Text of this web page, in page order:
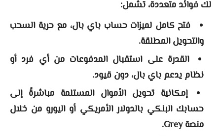
لك فوائد متعددة، تشمل:
فتح كامل لميزات حساب باي بال، مع حرية السحب
والتحويل المطلقة.
القدرة على استقبال المدفوعات من أي فرد أو
نظام يدعم باي بال، دون قيود.
إمكانية تحويل الأموال المستلمة مباشرةً إلى
حسابك البنكي بالدولار الأمريكي أو اليورو من خلال
منصة Grey.